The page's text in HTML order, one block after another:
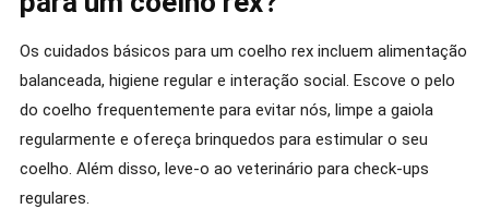
Os cuidados básicos para um coelho rex incluem alimentação
balanceada, higiene regular e interação social. Escove o pelo
do coelho frequentemente para evitar nós, limpe a gaiola
regularmente e ofereça brinquedos para estimular o seu
coelho. Além disso, leve-o ao veterinário para check-ups
regulares.